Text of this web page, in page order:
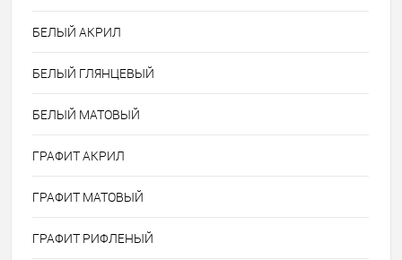
БЕЛЫЙ АКРИЛ
БЕЛЫЙ ГЛЯНЦЕВЫЙ
БЕЛЫЙ МАТОВЫЙ
ГРАФИТ АКРИЛ
ГРАФИТ МАТОВЫЙ
ГРАФИТ РИФЛЕНЫЙ